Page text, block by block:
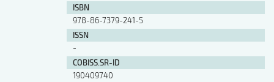
ISBN
978-86-7379-241-5
ISSN
-
COBISS.SR-ID
190409740